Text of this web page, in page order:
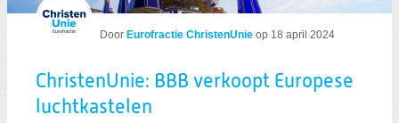
Zoeken:
Door Eurofractie ChristenUnie op 18 april 2024
ChristenUnie: BBB verkoopt Europese
luchtkastelen